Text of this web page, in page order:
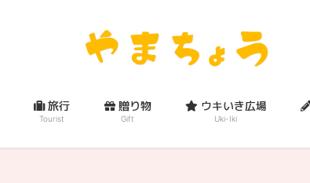
旅行
Tourist
贈り物
Gift
ウキいき広場
Uki-Iki